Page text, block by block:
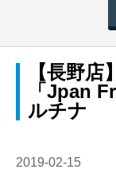
【長野
「Jpan
ルチナ
2019-02-15